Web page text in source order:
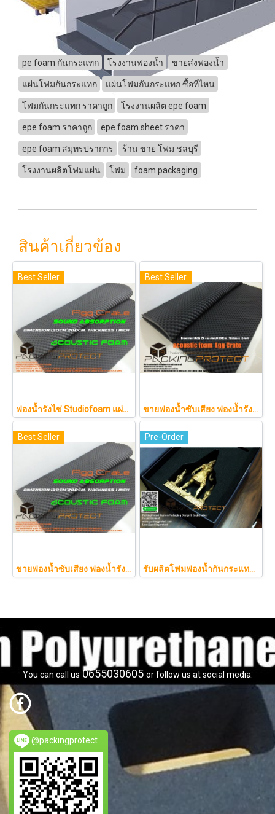
pe foam กันกระแทก โรงงานฟองน้ำ ขายส่งฟองน้ำ
แผ่นโฟมกันกระแทก แผ่นโฟมกันกระแทก ซื้อที่ไหน
โฟมกันกระแทก ราคาถูก โรงงานผลิต epe foam
epe foam ราคาถูก epe foam sheet ราคา
epe foam สมุทรปราการ ร้าน ขาย โฟม ชลบุรี
โรงงานผลิตโฟมแผ่น โฟม foam packaging
สินค้าเกี่ยวข้อง
Best Seller
ฟองน้ำรังไข่ Studiofoam แผ่นซับเสียงห้อง แผ่นซับเสียงรังไข่ แผ่นซับเสียงรังไข่ Acoustic foam สีเทาดำขนาดใหญ่ 125*200ซม.หนา1นิ้วราคา290บาท
Best Seller
ขายฟองน้ำซับเสียง ฟองน้ำรังไข่ แผ่นซับเสียงห้อง ราคาถูกฟองน้ำรังไข่ แผ่นซับเสียงรังไข่ แผ่นซับเสียงรังไข่ Acoustic foam สีเทาดำขนาดใหญ่ 130*200ซม.หนา1.5นิ้วราคา350บาท(copy)
Best Seller
ขายฟองน้ำซับเสียง ฟองน้ำรังไข่ แผ่นซับเสียงห้อง ราคาถูกฟองน้ำรังไข่ แผ่นซับเสียงรังไข่ แผ่นซับเสียงรังไข่ Acoustic foam สีเ
Pre-Order
รับผลิตโฟมฟองน้ำกันกระแทกรับออกแบบบรรจุภัณฑ์โมเดล art toy ต่างๆ
You can call us 0655030605 or follow us at social media.
@packingprotect